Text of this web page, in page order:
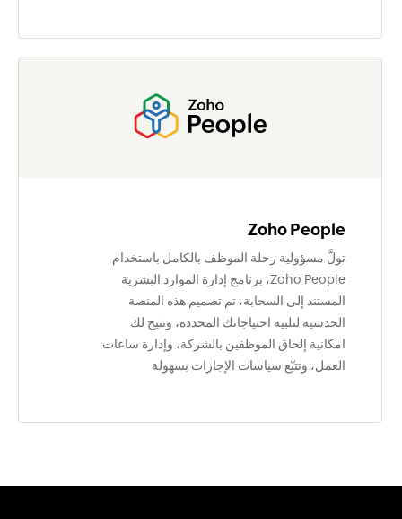
Zoho People
تولَّ مسؤولية رحلة الموظف بالكامل باستخدام
Zoho People، برنامج إدارة الموارد البشرية
المستند إلى السحابة، تم تصميم هذه المنصة
الحدسية لتلبية احتياجاتك المحددة، وتتيح لك
امكانية إلحاق الموظفين بالشركة، وإدارة ساعات
العمل، وتتبّع سياسات الإجازات بسهولة